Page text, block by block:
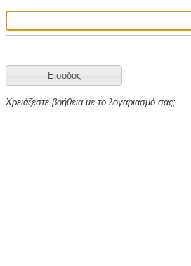
Χρειάζεστε βοήθεια με το λογαριασμό σας;